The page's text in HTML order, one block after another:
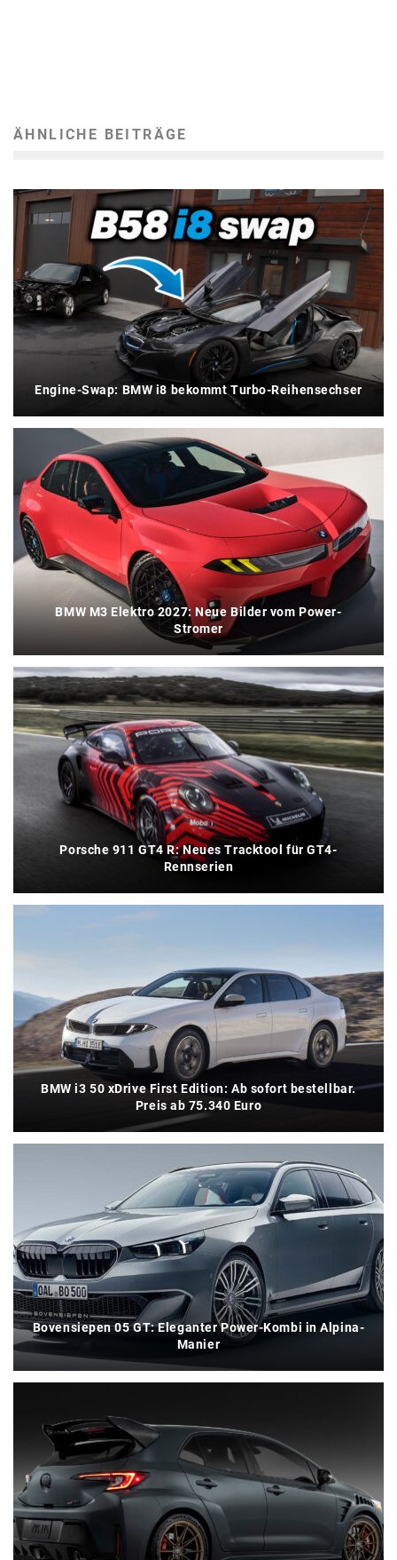
ÄHNLICHE BEITRÄGE
Engine-Swap: BMW i8 bekommt Turbo-Reihensechser
BMW M3 Elektro 2027: Neue Bilder vom Power-
Stromer
Porsche 911 GT4 R: Neues Tracktool für GT4-
Rennserien
BMW i3 50 xDrive First Edition: Ab sofort bestellbar.
Preis ab 75.340 Euro
Bovensiepen 05 GT: Eleganter Power-Kombi in Alpina-
Manier